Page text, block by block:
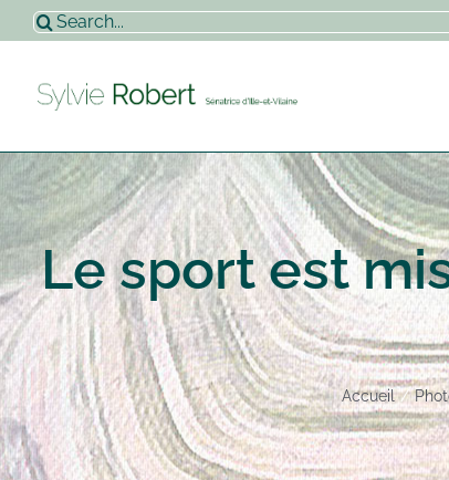
Passer
au
Rechercher:
Le sport est
Accueil